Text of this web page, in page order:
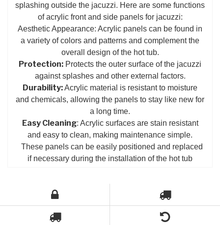
splashing outside the jacuzzi. Here are some functions
of acrylic front and side panels for jacuzzi:
Aesthetic Appearance: Acrylic panels can be found in
a variety of colors and patterns and complement the
overall design of the hot tub.
Protection: Protects the outer surface of the jacuzzi
against splashes and other external factors.
Durability:Acrylic material is resistant to moisture
and chemicals, allowing the panels to stay like new for
a long time.
Easy Cleaning: Acrylic surfaces are stain resistant
and easy to clean, making maintenance simple.
These panels can be easily positioned and replaced
if necessary during the installation of the hot tub